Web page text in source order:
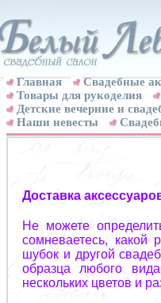
Главная
Свадебные
Товары для рукоделия
Детские вечерние и
Наши невесты
Доставка
Не можете
сомневаетесь, какой
шубок и другой
образца любого
нескольких цветов и